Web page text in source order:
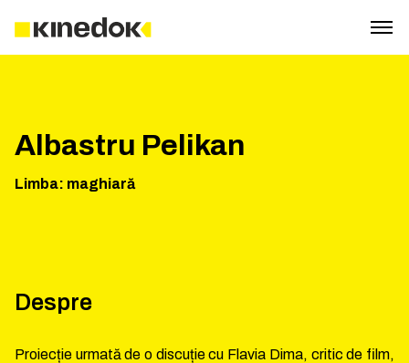
Albastru Pelikan
Limba: maghiară
Despre
Proiecție urmată de o discuție cu Flavia Dima, critic de film,